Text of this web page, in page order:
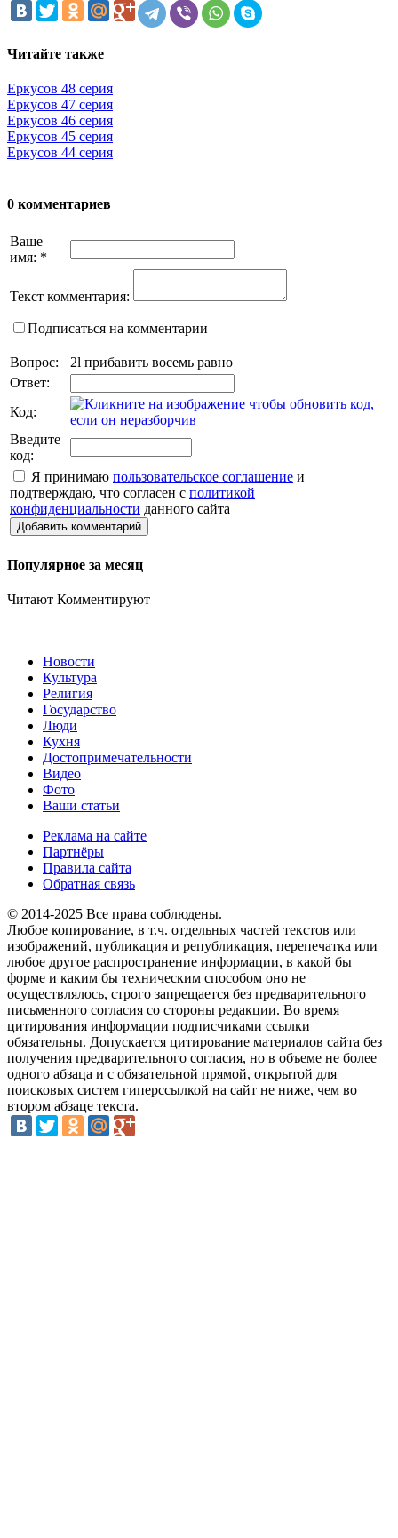
Читайте также
Еркусов 48 серия
Еркусов 47 серия
Еркусов 46 серия
Еркусов 45 серия
Еркусов 44 серия
0 комментариев
Ваше
имя: *
Текст комментария:
Подписаться на комментарии
Вопрос:
2l прибавить восемь равно
Ответ:
Код:
Введите
код:
Я принимаю пользовательское соглашение и
подтверждаю, что согласен с политикой
конфиденциальности данного сайта
Добавить комментарий
Популярное за месяц
Читают Комментируют
Новости
Культура
Религия
Государство
Люди
Кухня
Достопримечательности
Видео
Фото
Ваши статьи
Реклама на сайте
Партнёры
Правила сайта
Обратная связь
© 2014-2025 Все права соблюдены.
Любое копирование, в т.ч. отдельных частей текстов или
изображений, публикация и републикация, перепечатка или
любое другое распространение информации, в какой бы
форме и каким бы техническим способом оно не
осуществлялось, строго запрещается без предварительного
письменного согласия со стороны редакции. Во время
цитирования информации подписчиками ссылки
обязательны. Допускается цитирование материалов сайта без
получения предварительного согласия, но в объеме не более
одного абзаца и с обязательной прямой, открытой для
поисковых систем гиперссылкой на сайт не ниже, чем во
втором абзаце текста.